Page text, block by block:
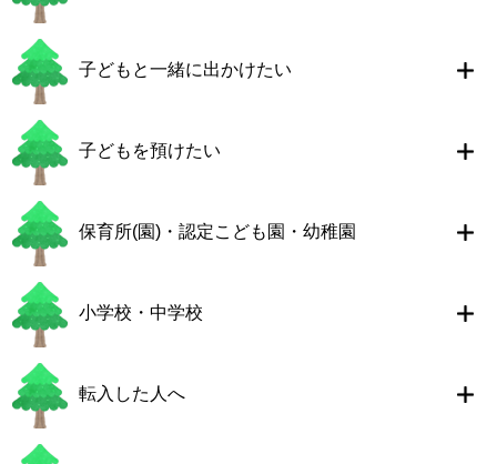
子どもと一緒に出かけたい
子どもを預けたい
保育所(園)・認定こども園・幼稚園
小学校・中学校
転入した人へ